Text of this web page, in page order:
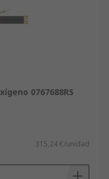
0767688RS
315,24 €/unidad